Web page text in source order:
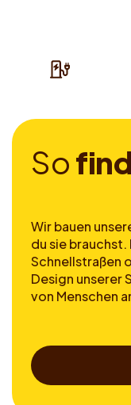
Sofind
Wir bauen
du sie brauchst.
Schnellstraßen
Design unserer
von Menschen